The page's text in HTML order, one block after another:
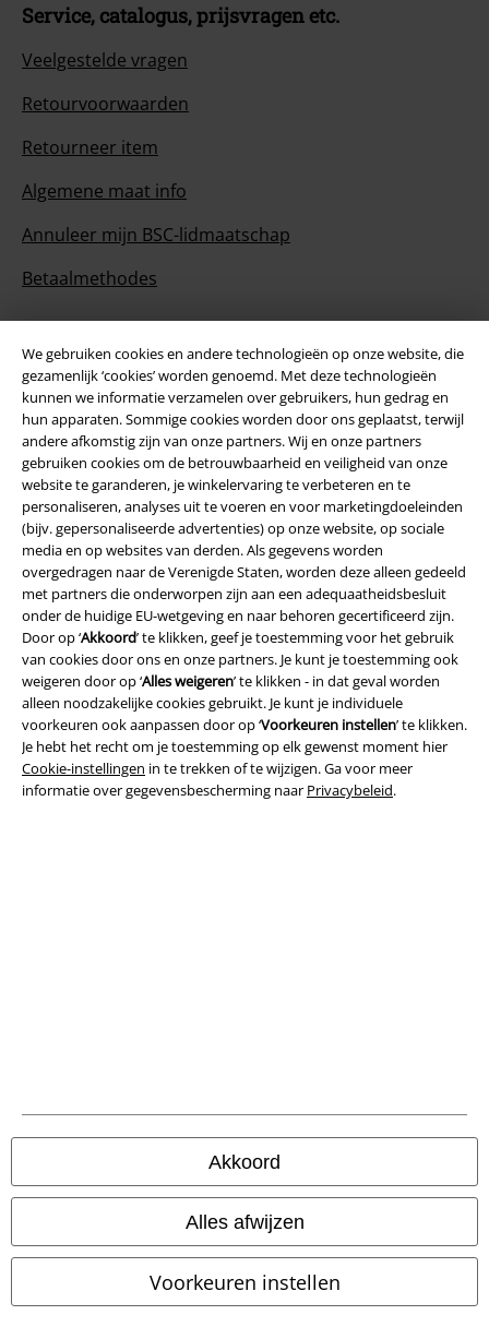
We gebruiken cookies en andere technologieën op onze website, die
gezamenlijk ‘cookies’ worden genoemd. Met deze technologieën
kunnen we informatie verzamelen over gebruikers, hun gedrag en
hun apparaten. Sommige cookies worden door ons geplaatst, terwijl
andere afkomstig zijn van onze partners. Wij en onze partners
gebruiken cookies om de betrouwbaarheid en veiligheid van onze
website te garanderen, je winkelervaring te verbeteren en te
personaliseren, analyses uit te voeren en voor marketingdoeleinden
(bijv. gepersonaliseerde advertenties) op onze website, op sociale
media en op websites van derden. Als gegevens worden
overgedragen naar de Verenigde Staten, worden deze alleen gedeeld
met partners die onderworpen zijn aan een adequaatheidsbesluit
onder de huidige EU-wetgeving en naar behoren gecertificeerd zijn.
Door op ‘Akkoord’ te klikken, geef je toestemming voor het gebruik
van cookies door ons en onze partners. Je kunt je toestemming ook
weigeren door op ‘Alles weigeren’ te klikken - in dat geval worden
alleen noodzakelijke cookies gebruikt. Je kunt je individuele
voorkeuren ook aanpassen door op ‘Voorkeuren instellen’ te klikken.
Je hebt het recht om je toestemming op elk gewenst moment hier
Cookie-instellingen in te trekken of te wijzigen. Ga voor meer
informatie over gegevensbescherming naar Privacybeleid.
Akkoord
Alles afwijzen
Voorkeuren instellen
Service, catalogus, prijsvragen etc.
Veelgestelde vragen
Retourvoorwaarden
Retourneer item
Algemene maat info
Annuleer mijn BSC-lidmaatschap
Betaalmethodes
Overige acties
Prijsvragen
Large Cadeaubonnen
ISIC Studentenkorting
EMP Backstage Club
Over Large
Partnerprogramma's
Duurzaamheid
Betaalmethodes